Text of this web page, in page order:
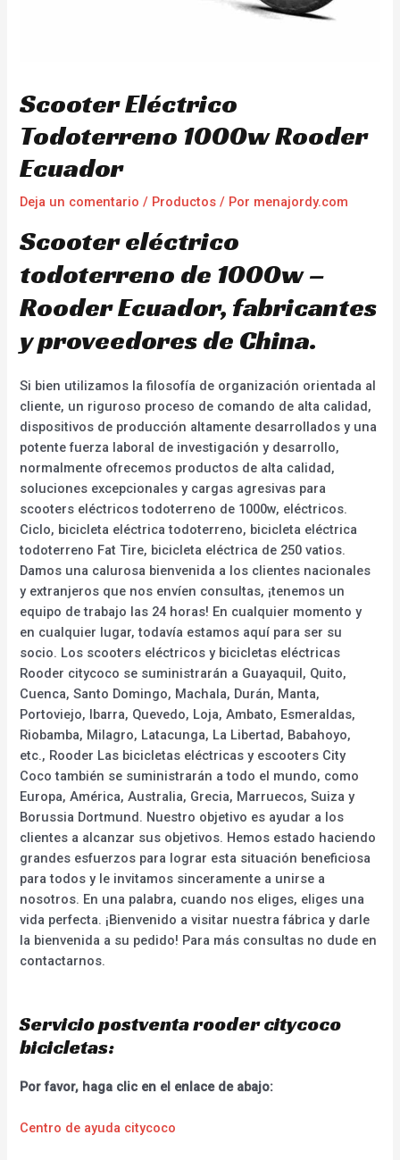
Scooter Eléctrico
Todoterreno 1000w Rooder
Ecuador
Deja un comentario / Productos / Por menajordy.com
Scooter eléctrico
todoterreno de 1000w –
Rooder Ecuador, fabricantes
y proveedores de China.
Si bien utilizamos la filosofía de organización orientada al
cliente, un riguroso proceso de comando de alta calidad,
dispositivos de producción altamente desarrollados y una
potente fuerza laboral de investigación y desarrollo,
normalmente ofrecemos productos de alta calidad,
soluciones excepcionales y cargas agresivas para
scooters eléctricos todoterreno de 1000w, eléctricos.
Ciclo, bicicleta eléctrica todoterreno, bicicleta eléctrica
todoterreno Fat Tire, bicicleta eléctrica de 250 vatios.
Damos una calurosa bienvenida a los clientes nacionales
y extranjeros que nos envíen consultas, ¡tenemos un
equipo de trabajo las 24 horas! En cualquier momento y
en cualquier lugar, todavía estamos aquí para ser su
socio. Los scooters eléctricos y bicicletas eléctricas
Rooder citycoco se suministrarán a Guayaquil, Quito,
Cuenca, Santo Domingo, Machala, Durán, Manta,
Portoviejo, Ibarra, Quevedo, Loja, Ambato, Esmeraldas,
Riobamba, Milagro, Latacunga, La Libertad, Babahoyo,
etc., Rooder Las bicicletas eléctricas y escooters City
Coco también se suministrarán a todo el mundo, como
Europa, América, Australia, Grecia, Marruecos, Suiza y
Borussia Dortmund. Nuestro objetivo es ayudar a los
clientes a alcanzar sus objetivos. Hemos estado haciendo
grandes esfuerzos para lograr esta situación beneficiosa
para todos y le invitamos sinceramente a unirse a
nosotros. En una palabra, cuando nos eliges, eliges una
vida perfecta. ¡Bienvenido a visitar nuestra fábrica y darle
la bienvenida a su pedido! Para más consultas no dude en
contactarnos.
Servicio postventa rooder citycoco
bicicletas:
Por favor, haga clic en el enlace de abajo:
Centro de ayuda citycoco